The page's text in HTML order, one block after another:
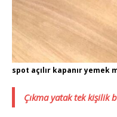
spot açılır kapanır yemek
Çıkma yatak tek